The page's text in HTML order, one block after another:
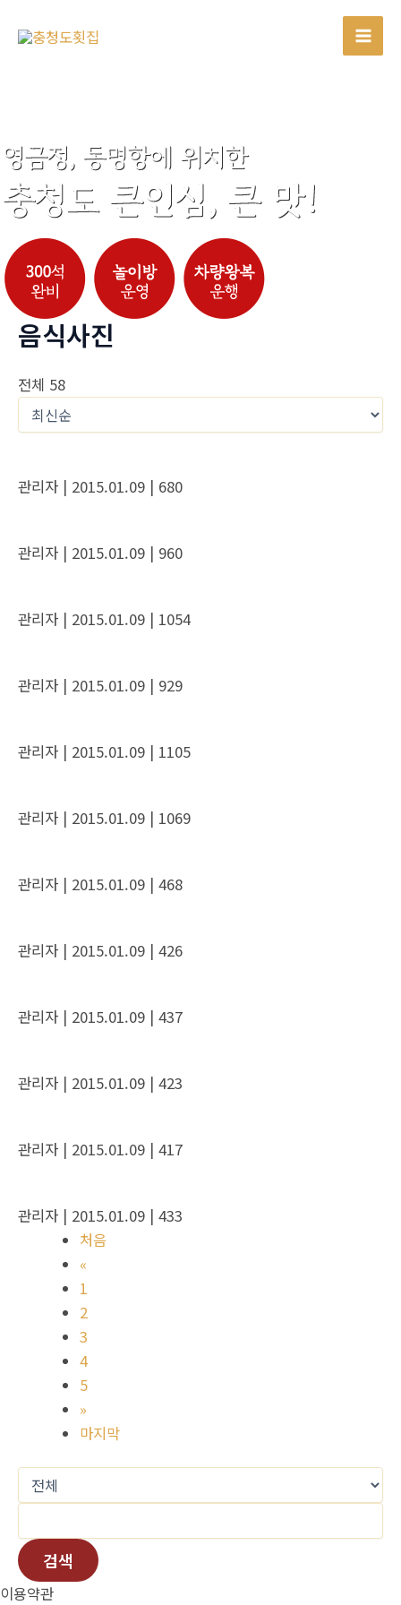
뛰
Main
음식사진
전체 58
관리자 | 2015.01.09 | 680
관리자 | 2015.01.09 | 960
관리자 | 2015.01.09 | 1054
관리자 | 2015.01.09 | 929
관리자 | 2015.01.09 | 1105
관리자 | 2015.01.09 | 1069
관리자 | 2015.01.09 | 468
관리자 | 2015.01.09 | 426
관리자 | 2015.01.09 | 437
관리자 | 2015.01.09 | 423
관리자 | 2015.01.09 | 417
관리자 | 2015.01.09 | 433
처음
«
1
2
3
4
5
»
마지막
검색
이용약관